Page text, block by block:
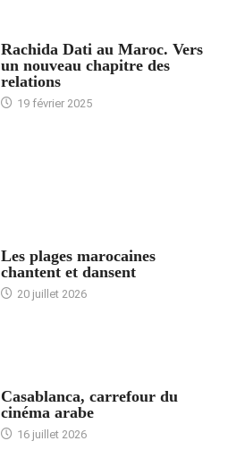
Rachida Dati au Maroc. Vers
un nouveau chapitre des
relations
19 février 2025
Les plages marocaines
chantent et dansent
20 juillet 2026
Casablanca, carrefour du
cinéma arabe
16 juillet 2026